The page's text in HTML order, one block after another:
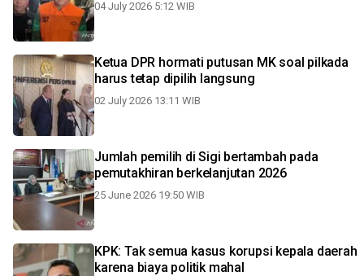
04 July 2026 5:12 WIB
Ketua DPR hormati putusan MK soal pilkada
harus tetap dipilih langsung
02 July 2026 13:11 WIB
Jumlah pemilih di Sigi bertambah pada
pemutakhiran berkelanjutan 2026
25 June 2026 19:50 WIB
KPK: Tak semua kasus korupsi kepala daerah
karena biaya politik mahal